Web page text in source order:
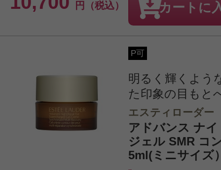
円（税込） カートに
P可
明るく輝くよう
た印象の目もと
エスティローダー
アドバンス ナ
ジェル SMR コ
5ml(ミニサイズ